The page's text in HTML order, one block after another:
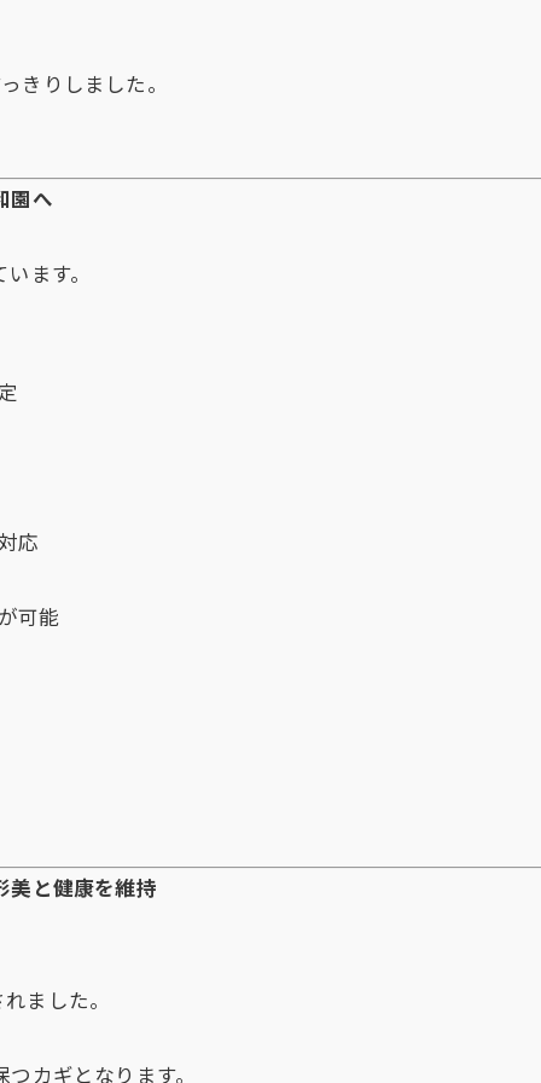
きりしました。
園へ
ます。
応
可能
美と健康を維持
ました。
カギとなります。